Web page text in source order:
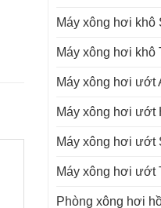
Máy xông hơi khô
Máy xông hơi khô
Máy xông hơi ướt
Máy xông hơi ướt
Máy xông hơi ướt
Máy xông hơi ướt
Phòng xông hơi